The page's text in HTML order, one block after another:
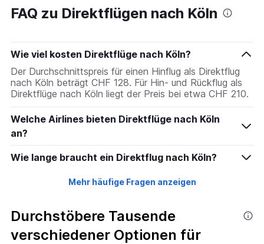
FAQ zu Direktflügen nach Köln
Wie viel kosten Direktflüge nach Köln?
Der Durchschnittspreis für einen Hinflug als Direktflug
nach Köln beträgt CHF 128. Für Hin- und Rückflug als
Direktflüge nach Köln liegt der Preis bei etwa CHF 210.
Welche Airlines bieten Direktflüge nach Köln
an?
Wie lange braucht ein Direktflug nach Köln?
Mehr häufige Fragen anzeigen
Durchstöbere Tausende
verschiedener Optionen für